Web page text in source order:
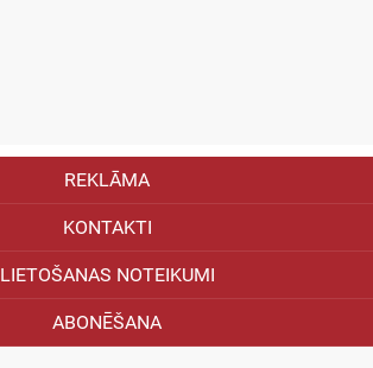
REKLĀMA
KONTAKTI
LIETOŠANAS NOTEIKUMI
ABONĒŠANA